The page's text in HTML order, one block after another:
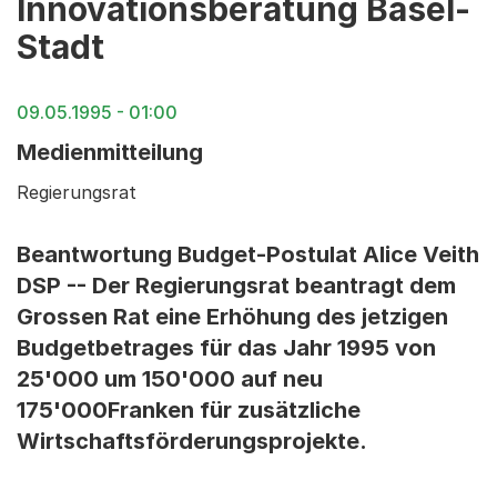
Innovationsberatung Basel-
Stadt
09.05.1995 - 01:00
Medienmitteilung
Regierungsrat
Beantwortung Budget-Postulat Alice Veith
DSP -- Der Regierungsrat beantragt dem
Grossen Rat eine Erhöhung des jetzigen
Budgetbetrages für das Jahr 1995 von
25'000 um 150'000 auf neu
175'000Franken für zusätzliche
Wirtschaftsförderungsprojekte.